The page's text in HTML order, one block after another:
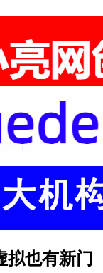
拟也有新门